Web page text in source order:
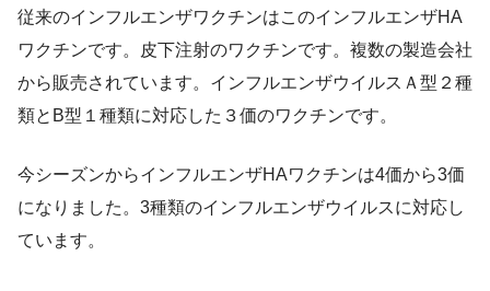
従来のインフルエンザワクチンはこのインフルエンザHA
ワクチンです。皮下注射のワクチンです。複数の製造会社
から販売されています。インフルエンザウイルスＡ型２種
類とB型１種類に対応した３価のワクチンです。
今シーズンからインフルエンザHAワクチンは4価から3価
になりました。3種類のインフルエンザウイルスに対応し
ています。